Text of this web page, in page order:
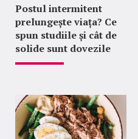
Postul intermitent
prelungește viața? Ce
spun studiile și cât de
solide sunt dovezile